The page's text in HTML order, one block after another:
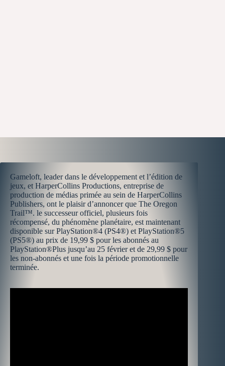
Gameloft, leader dans le développement et l’édition de
jeux, et HarperCollins Productions, entreprise de
production de médias primée au sein de HarperCollins
Publishers, ont le plaisir d’annoncer que The Oregon
Trail™. le successeur officiel, plusieurs fois
récompensé, du phénomène planétaire, est maintenant
disponible sur PlayStation®4 (PS4®) et PlayStation®5
(PS5®) au prix de 19,99 $ pour les abonnés au
PlayStation®Plus jusqu’au 25 février et de 29,99 $ pour
les non-abonnés et une fois la période promotionnelle
terminée.